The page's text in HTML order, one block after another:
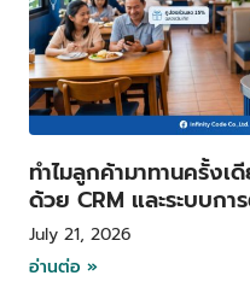
ทำไมลูกค้ามาทานครั้งเ
ด้วย CRM และระบบกา
July 21, 2026
อ่านต่อ »